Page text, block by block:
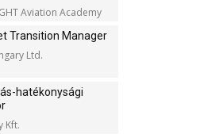
Aviation Academy
Transition Manager
Ltd.
hatékonysági
Kft.